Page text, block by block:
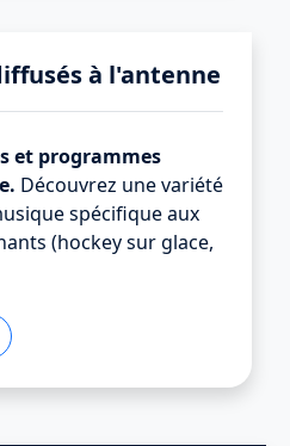
à l'antenne
et programmes
Découvrez une variété
spécifique aux
(hockey sur glace,